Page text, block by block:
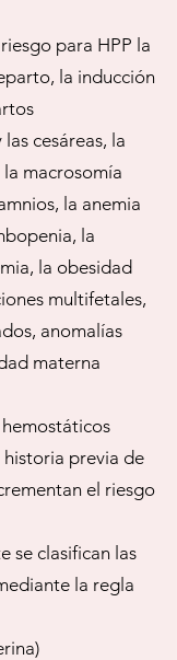
para HPP la
la inducción
cesáreas, la
macrosomía
la anemia
la
la obesidad
multifetales,
anomalías
materna
previa de
el riesgo
se clasifican las
la regla